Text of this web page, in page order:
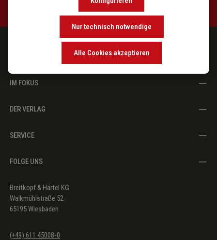
IM FOKUS
DER VERLAG
SERVICE
FOLGE UNS
Breitkopf & Härtel KG
Walkmühlstraße 52
65195 Wiesbaden
(+49) 611 45008-0
Nur technisch notwendige
Alle Cookies akzeptieren